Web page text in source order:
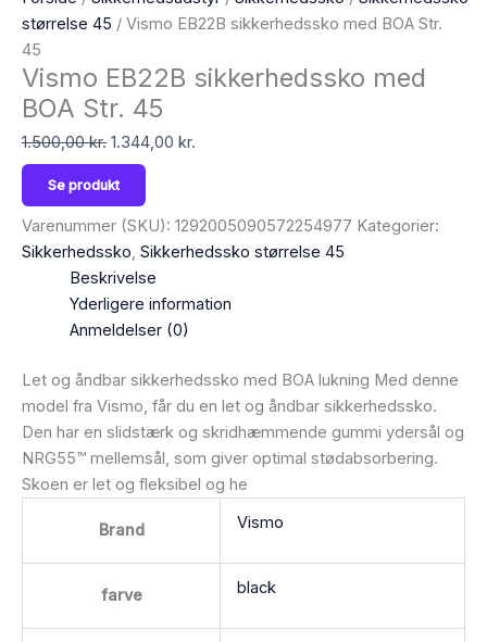
størrelse 45 / Vismo EB22B sikkerhedssko med BOA Str.
45
Vismo EB22B sikkerhedssko med
BOA Str. 45
1.500,00kr. 1.344,00 kr.
Se produkt
Varenummer (SKU): 1292005090572254977 Kategorier:
Sikkerhedssko, Sikkerhedssko størrelse 45
Beskrivelse
Yderligere information
Anmeldelser (0)
Let og åndbar sikkerhedssko med BOA lukning Med denne
model fra Vismo, får du en let og åndbar sikkerhedssko.
Den har en slidstærk og skridhæmmende gummi ydersål og
NRG55™ mellemsål, som giver optimal stødabsorbering.
Skoen er let og fleksibel og he
Brand Vismo
farve black